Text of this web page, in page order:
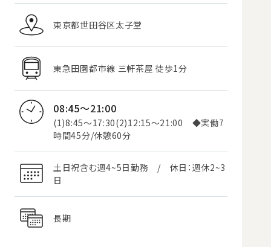
東京都世田谷区太子堂
東急田園都市線 三軒茶屋 徒歩1分
08:45～21:00
(1)8:45～17:30(2)12:15～21:00 ◆実働7
時間45分/休憩60分
土日祝含む週4~5日勤務 / 休日：週休2~3
日
長期